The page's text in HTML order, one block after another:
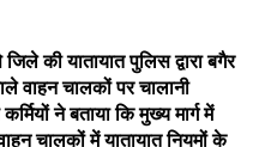
की यातायात पुलिस द्वारा बगैर
वाहन चालकों पर चालानी
ने बताया कि मुख्य मार्ग में
चालकों में यातायात नियमों के